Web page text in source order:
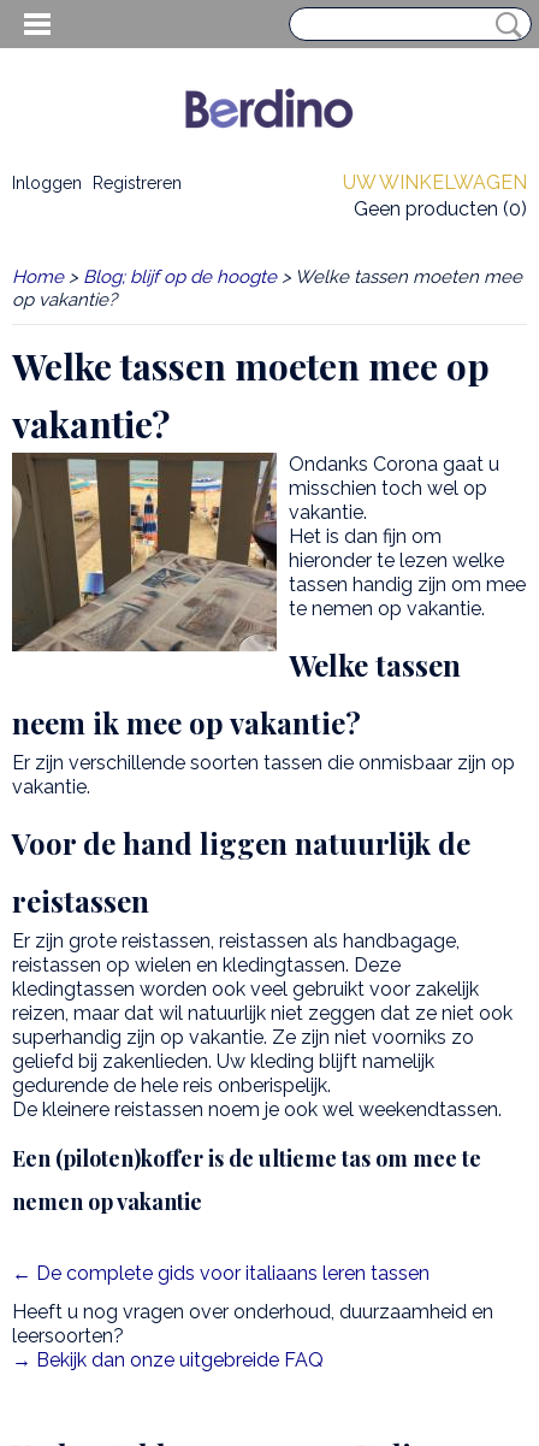
Inloggen Registreren
UW WINKELWAGEN
Geen producten (0)
Home> Blog; blijf op de hoogte> Welke tassen moeten mee
op vakantie?
Welke tassen moeten mee op
vakantie?
Ondanks Corona gaat u
misschien toch wel op
vakantie.
Het is dan fijn om
hieronder te lezen welke
tassen handig zijn om mee
te nemen op vakantie.
Welke tassen
neem ik mee op vakantie?
Er zijn verschillende soorten tassen die onmisbaar zijn op
vakantie.
Voor de hand liggen natuurlijk de
reistassen
Er zijn grote reistassen, reistassen als handbagage,
reistassen op wielen en kledingtassen. Deze
kledingtassen worden ook veel gebruikt voor zakelijk
reizen, maar dat wil natuurlijk niet zeggen dat ze niet ook
superhandig zijn op vakantie. Ze zijn niet voorniks zo
geliefd bij zakenlieden. Uw kleding blijft namelijk
gedurende de hele reis onberispelijk.
De kleinere reistassen noem je ook wel weekendtassen.
Een (piloten)koffer is de ultieme tas om mee te
nemen op vakantie
← De complete gids voor italiaans leren tassen
Heeft u nog vragen over onderhoud, duurzaamheid en
leersoorten?
→ Bekijk dan onze uitgebreide FAQ
HEREN